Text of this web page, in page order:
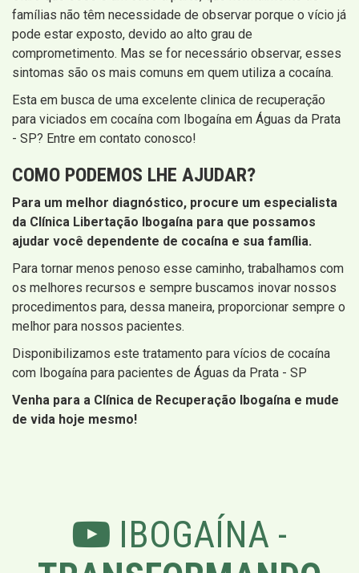
famílias não têm necessidade de observar porque o vício já
pode estar exposto, devido ao alto grau de
comprometimento. Mas se for necessário observar, esses
sintomas são os mais comuns em quem utiliza a cocaína.
Esta em busca de uma excelente clinica de recuperação
para viciados em cocaína com Ibogaína em Águas da Prata
- SP? Entre em contato conosco!
COMO PODEMOS LHE AJUDAR?
Para um melhor diagnóstico, procure um especialista
da Clínica Libertação Ibogaína para que possamos
ajudar você dependente de cocaína e sua família.
Para tornar menos penoso esse caminho, trabalhamos com
os melhores recursos e sempre buscamos inovar nossos
procedimentos para, dessa maneira, proporcionar sempre o
melhor para nossos pacientes.
Disponibilizamos este tratamento para vícios de cocaína
com Ibogaína para pacientes de Águas da Prata - SP
Venha para a Clínica de Recuperação Ibogaína e mude
de vida hoje mesmo!
IBOGAÍNA -